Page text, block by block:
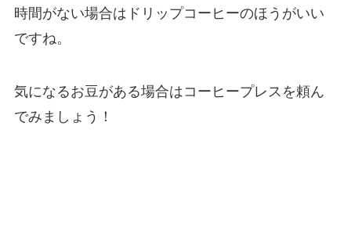
時間がない場合はドリップコーヒーのほうがいい
ですね。
気になるお豆がある場合はコーヒープレスを頼ん
でみましょう！